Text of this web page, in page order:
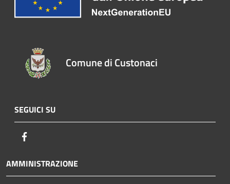
Comune di Custonaci
SEGUICI SU
AMMINISTRAZIONE